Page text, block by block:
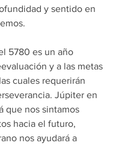
y sentido en
5780 es un año
y a las metas
cuales requerirán
Júpiter en
que nos sintamos
hacia el futuro,
nos ayudará a